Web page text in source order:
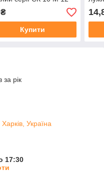
Купити
за рік
Україна
17:30